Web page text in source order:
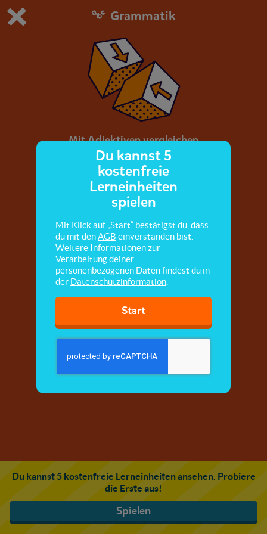
Du spielst die kostenfreie Testversion von scoyo.
Jetzt bestellen
0 1
Grammatik
Mit Adjektiven vergleichen
Hier lernst du, Adjektive in Vergleichen
einzusetzen, Farben zu vergleichen und die
Vergleichswörter „als“ und „wie“ zu benutzen.
Du kannst 5 kostenfreie Lerneinheiten ansehen. Probiere
die Erste aus!
Spielen
Du kannst 5
kostenfreie
Lerneinheiten
spielen
Mit Klick auf „Start“ bestätigst du, dass
du mit denAGB einverstanden bist.
Weitere Informationen zur
Verarbeitung deiner
personenbezogenen Daten findest du in
der Datenschutzinformation
Start